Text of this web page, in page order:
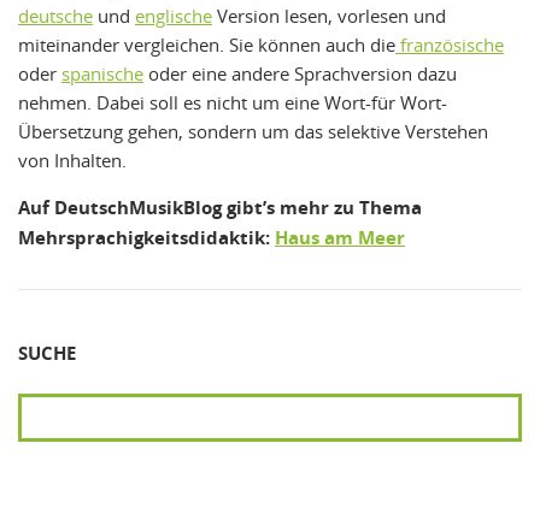
deutsche und englische Version lesen, vorlesen und
miteinander vergleichen. Sie können auch die französische
oder spanische oder eine andere Sprachversion dazu
nehmen. Dabei soll es nicht um eine Wort-für Wort-
Übersetzung gehen, sondern um das selektive Verstehen
von Inhalten.
Auf DeutschMusikBlog gibt’s mehr zu Thema
Mehrsprachigkeitsdidaktik: Haus am Meer
SUCHE